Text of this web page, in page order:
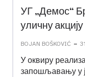
УГ „Демос“
уличну акцију
BOJAN BOŠKOVIĆ -
У оквиру
запошљавању у